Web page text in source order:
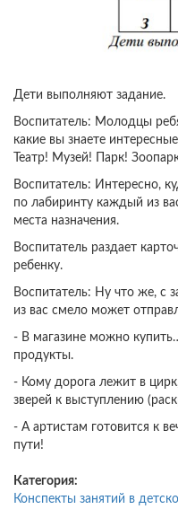
Дети выполняют задание.
Воспитатель: Молодцы
какие вы знаете
Театр! Музей! Парк!
Воспитатель: Интересно,
по лабиринту каждый из
места назначения.
Воспитатель раздает
ребенку.
Воспитатель: Ну что же, с
из вас смело может
- В магазине можно
продукты.
- Кому дорога лежит в
зверей к выступлению
- А артистам готовится к
пути!
Категория:
Конспекты занятий в